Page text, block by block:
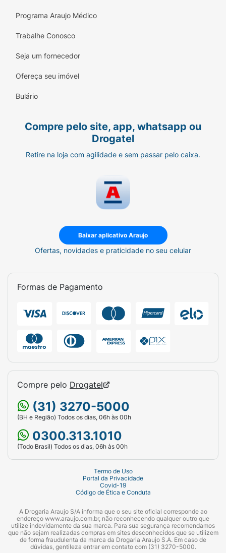
Programa Araujo Médico
Trabalhe Conosco
Seja um fornecedor
Ofereça seu imóvel
Bulário
Compre pelo site, app, whatsapp ou
Drogatel
Retire na loja com agilidade e sem passar pelo caixa.
Baixar aplicativo Araujo
Ofertas, novidades e praticidade no seu celular
Formas de Pagamento
Compre pelo Drogatel
(31) 3270-5000
(BH e Região) Todos os dias, 06h às 00h
0300.313.1010
(Todo Brasil) Todos os dias, 06h às 00h
Termo de Uso
Portal da Privacidade
Covid-19
Código de Ética e Conduta
A Drogaria Araujo S/A informa que o seu site oficial corresponde ao
endereço www.araujo.com.br, não reconhecendo qualquer outro que
utilize indevidamente da sua marca. Para sua segurança recomendamos
que não sejam realizadas compras em sites desconhecidos que se utilizem
de forma fraudulenta da marca da Drogaria Araujo S.A. Em caso de
dúvidas, gentileza entrar em contato com (31) 3270-5000.